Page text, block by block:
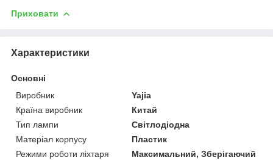
Приховати
Характеристики
Основні
Виробник
Yajia
Країна виробник
Китай
Тип лампи
Світлодіодна
Матеріал корпусу
Пластик
Режими роботи ліхтаря
Максимальний, Зберігаючий